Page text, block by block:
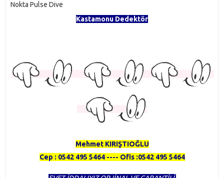
Nokta Pulse Dive
Kastamonu Dedektör
Mehmet KIRIŞTIOĞLU
Cep : 0542 495 5464 ---- Ofis :0542 495 5464